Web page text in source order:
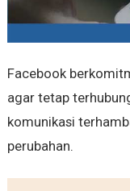
Facebook
agar tetap
komunikasi
perubahan.